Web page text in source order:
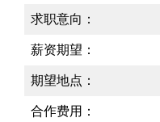
求职意向：
薪资期望：
期望地点：
合作费用：